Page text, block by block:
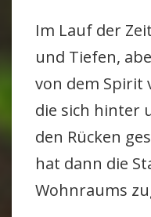
Im Lauf der
und Tiefen,
von dem Spirit
die sich hinter
den Rücken
hat dann die
Wohn­raums